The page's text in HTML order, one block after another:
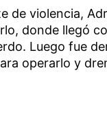
de violencia,
donde llegó
Luego fue
operarlo y